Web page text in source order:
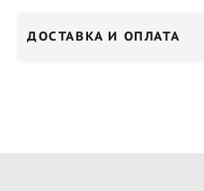
ДОСТАВКА И ОПЛАТА